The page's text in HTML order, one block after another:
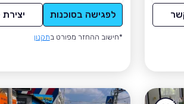
לפגישה בסוכנות
*חישוב ההחזר מפורט בתקנון